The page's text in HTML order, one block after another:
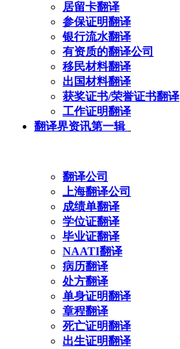
居留卡翻译
参保证明翻译
银行流水翻译
有资质的翻译公司
移民材料翻译
出国材料翻译
获奖证书/荣誉证书翻译
工作证明翻译
翻译界资讯第一辑
翻译公司
上海翻译公司
成绩单翻译
学位证翻译
毕业证翻译
NAATI翻译
病历翻译
处方翻译
单身证明翻译
章程翻译
死亡证明翻译
出生证明翻译